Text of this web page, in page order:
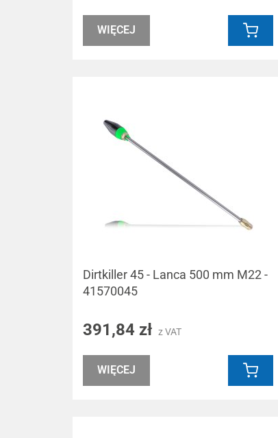
WIĘCEJ
Dirtkiller 45 - Lanca 500 mm M22 -
41570045
391,84 zł z VAT
WIĘCEJ